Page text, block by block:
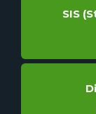
SIS